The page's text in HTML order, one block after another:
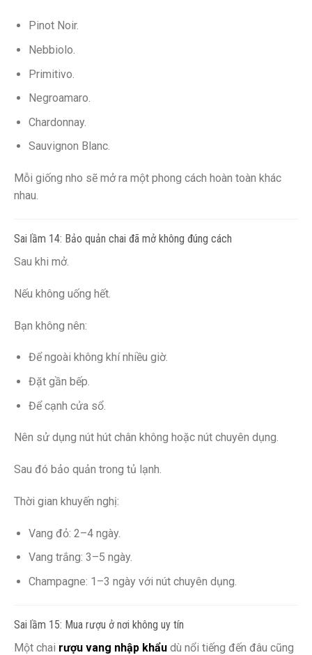
Pinot Noir.
Nebbiolo.
Primitivo.
Negroamaro.
Chardonnay.
Sauvignon Blanc.
Mỗi giống nho sẽ mở ra một phong cách hoàn toàn khác
nhau.
Sai lầm 14: Bảo quản chai đã mở không đúng cách
Sau khi mở.
Nếu không uống hết.
Bạn không nên:
Để ngoài không khí nhiều giờ.
Đặt gần bếp.
Để cạnh cửa sổ.
Nên sử dụng nút hút chân không hoặc nút chuyên dụng.
Sau đó bảo quản trong tủ lạnh.
Thời gian khuyến nghị:
Vang đỏ: 2–4 ngày.
Vang trắng: 3–5 ngày.
Champagne: 1–3 ngày với nút chuyên dụng.
Sai lầm 15: Mua rượu ở nơi không uy tín
Một chai rượu vang nhập khẩu dù nổi tiếng đến đâu cũng